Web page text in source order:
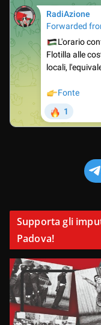
Supporta gli
Padova!